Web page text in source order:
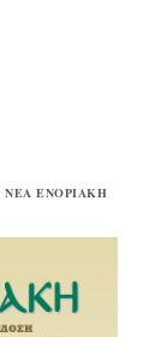
ΝΈΑ ΕΝΟΡΙΑΚΉ